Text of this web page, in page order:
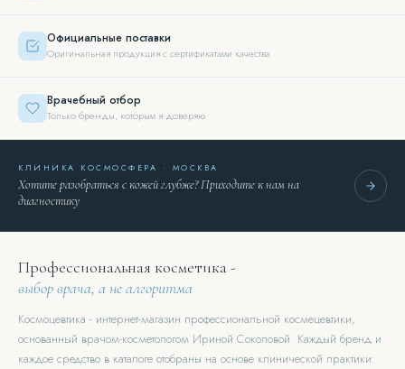
Официальные поставки
Оригинальная продукция с сертификатами качества
Врачебный отбор
Только бренды, которым я доверяю
КЛИНИКА КОСМОСФЕРА · МОСКВА
Хотите разобраться с кожей глубже? Приходите к нам на
диагностику
Профессиональная косметика -
выбор врача, а не алгоритма
Космоцевтика - интернет-магазин профессиональной космецевтики,
основанный врачом-косметологом Ириной Соколовой. Каждый бренд и
каждое средство в каталоге отобраны на основе клинической практики: